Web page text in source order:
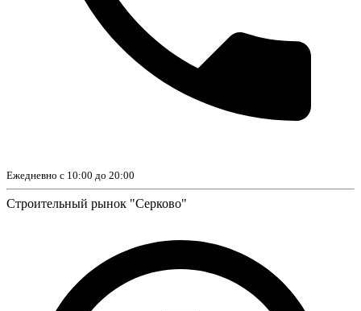
Ежедневно с 10:00 до 20:00
Строительный рынок "Серково"